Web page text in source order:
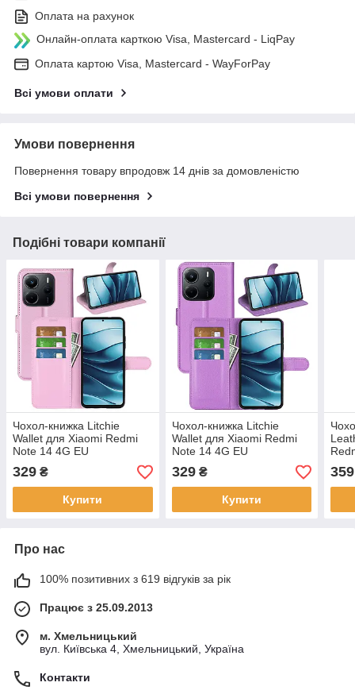
Оплата на рахунок
Онлайн-оплата карткою Visa, Mastercard - LiqPay
Оплата картою Visa, Mastercard - WayForPay
Всі умови оплати
Умови повернення
Повернення товару впродовж 14 днів за домовленістю
Всі умови повернення
Подібні товари компанії
Чохол-книжка Litchie
Wallet для Xiaomi Redmi
Note 14 4G EU
(164.84/78.15/8.16mm)
Light Pink
329 ₴
Купити
Чохол-книжка Litchie
Wallet для Xiaomi Redmi
Note 14 4G EU
(164.84/78.15/8.16mm)
Violet
329₴
Купити
359
Про нас
100% позитивних з 619 відгуків за рік
Працює з 25.09.2013
м. Хмельницький
вул. Київська 4, Хмельницький, Україна
Контакти